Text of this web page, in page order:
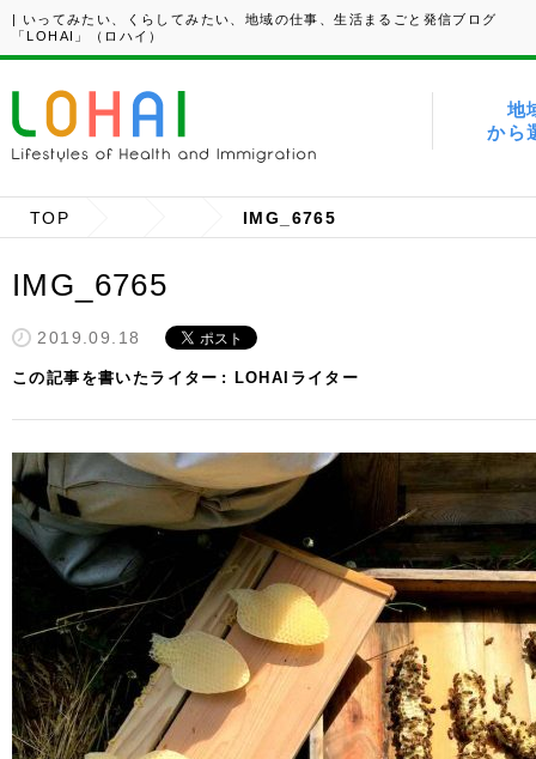
| いってみたい、くらしてみたい、地域の仕事、生活まるごと発信ブログ
「LOHAI」（ロハイ）
地
から
TOP IMG_6765
IMG_6765
2019.09.18
この記事を書いたライター LOHAIライター